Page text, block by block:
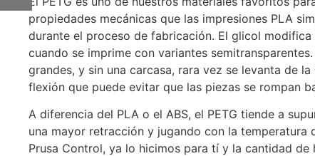
propiedades mecánicas que las impresiones PLA
durante el proceso de fabricación. El glicol
cuando se imprime con variantes
grandes, y sin una carcasa, rara vez se levanta de
flexión que puede evitar que las piezas se rompan
A diferencia del PLA o el ABS, el PETG tiende a
una mayor retracción y jugando con la
Prusa Control, ya lo hicimos para tí y la cantidad